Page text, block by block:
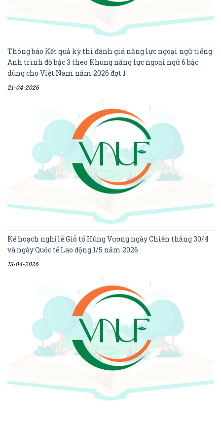
Thông báo Kết quả kỳ thi đánh giá năng lực ngoại ngữ tiếng
Anh trình độ bậc 3 theo Khung năng lực ngoại ngữ 6 bậc
dùng cho Việt Nam năm 2026 đợt 1
21-04-2026
Kế hoạch nghỉ lễ Giỗ tổ Hùng Vương ngày Chiến thắng 30/4
và ngày Quốc tế Lao động 1/5 năm 2026
13-04-2026